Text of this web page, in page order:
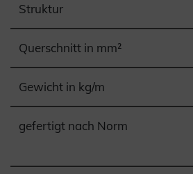
Struktur
Querschnitt in mm²
Gewicht in kg/m
gefertigt nach Norm